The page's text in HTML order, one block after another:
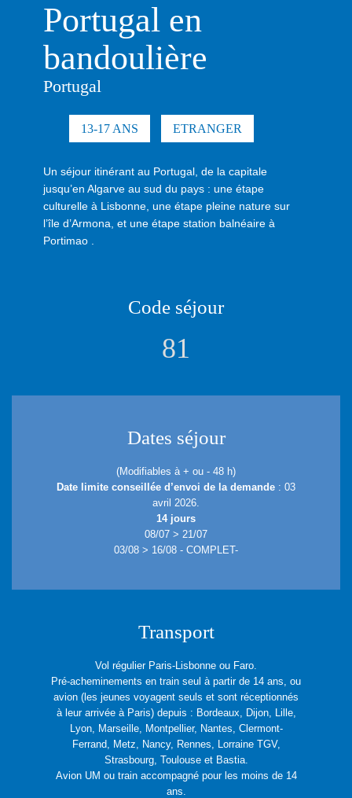
Portugal en
bandoulière
Portugal
13-17 ANS ETRANGER
Un séjour itinérant au Portugal, de la capitale
jusqu’en Algarve au sud du pays : une étape
culturelle à Lisbonne, une étape pleine nature sur
l’île d’Armona, et une étape station balnéaire à
Portimao .
Code séjour
81
Dates séjour
(Modifiables à + ou - 48 h)
Date limite conseillée d’envoi de la demande : 03
avril 2026.
14 jours
08/07 > 21/07
03/08 > 16/08 - COMPLET-
Transport
Vol régulier Paris-Lisbonne ou Faro.
Pré-acheminements en train seul à partir de 14 ans, ou
avion (les jeunes voyagent seuls et sont réceptionnés
à leur arrivée à Paris) depuis : Bordeaux, Dijon, Lille,
Lyon, Marseille, Montpellier, Nantes, Clermont-
Ferrand, Metz, Nancy, Rennes, Lorraine TGV,
Strasbourg, Toulouse et Bastia.
Avion UM ou train accompagné pour les moins de 14
ans.